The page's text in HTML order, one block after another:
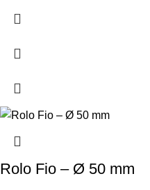
Rolo Fio – Ø 50 mm